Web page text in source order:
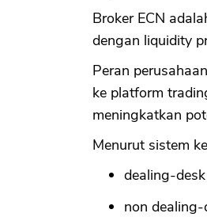
Broker ECN
dengan liquidity
Peran
ke platform
meningkatkan
Menurut sistem
dealing-
non dealing-